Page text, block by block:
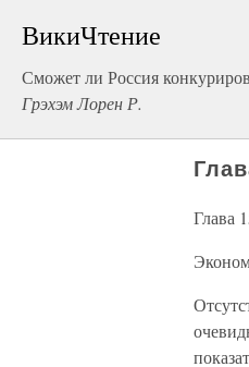
ВикиЧтение
Сможет ли Россия
Грэхэм Лорен Р.
Глава